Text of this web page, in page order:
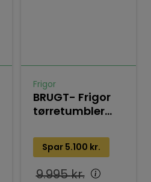
Frigor
BRUGT- Frigor
tørretumbler
Spar 5.100 kr.
9.995kr.